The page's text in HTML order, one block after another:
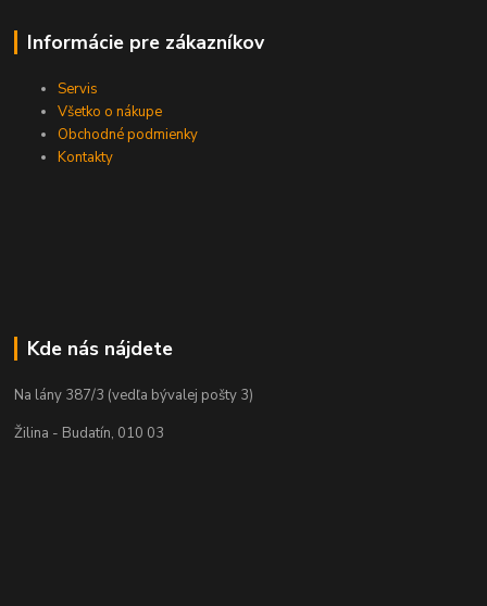
Informácie pre zákazníkov
Servis
Všetko o nákupe
Obchodné podmienky
Kontakty
Kde nás nájdete
Na lány 387/3 (vedľa bývalej pošty 3)
Žilina - Budatín, 010 03